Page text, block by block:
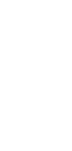
降愈低，會否反
期大型的研究則
L或以下的指